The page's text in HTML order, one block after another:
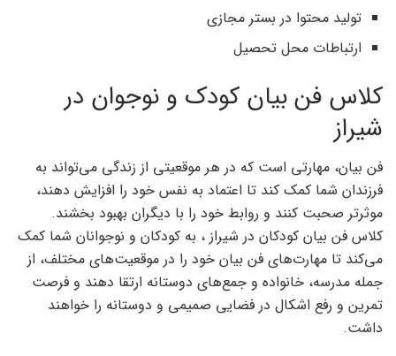
تولید محتوا در بستر مجازی
ارتباطات محل تحصیل
کلاس فن بیان کودک و نوجوان در
شیراز
فن بیان، مهارتی است که در هر موقعیتی از زندگی می‌تواند به
فرزندان شما کمک کند تا اعتماد به نفس خود را افزایش دهند،
موثرتر صحبت کنند و روابط خود را با دیگران بهبود بخشند.
کلاس فن بیان کودکان در شیراز ، به کودکان و نوجوانان شما کمک
می‌کند تا مهارت‌های فن بیان خود را در موقعیت‌های مختلف، از
جمله مدرسه، خانواده و جمع‌های دوستانه ارتقا دهند و فرصت
تمرین و رفع اشکال در فضایی صمیمی و دوستانه را خواهند
داشت.